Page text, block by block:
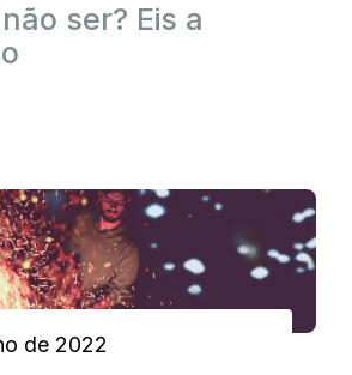
ser? Eis a
de 2022